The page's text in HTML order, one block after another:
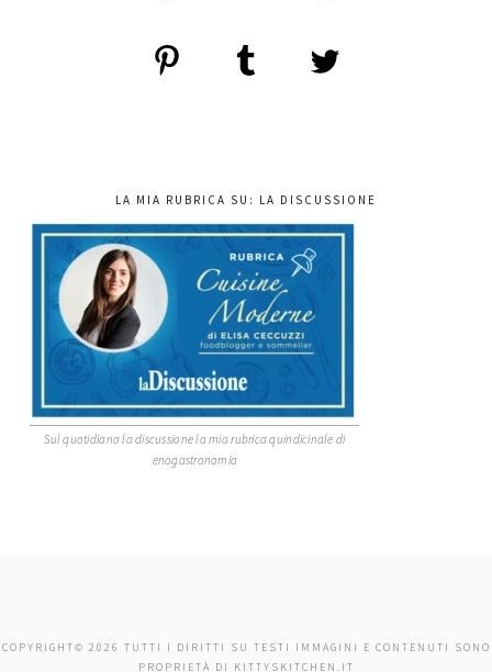
LA MIA RUBRICA SU: LA DISCUSSIONE
Sul quotidiano la discussione la mia rubrica quindicinale di
enogastronomia
COPYRIGHT© 2026 TUTTI I DIRITTI SU TESTI IMMAGINI E CONTENUTI SONO
PROPRIETÀ DI KITTYSKITCHEN.IT